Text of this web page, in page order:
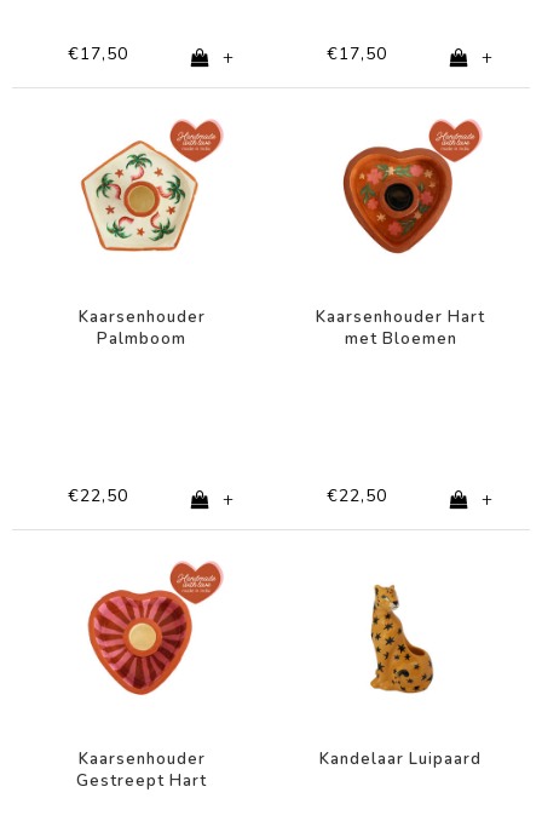
€17,50 + €17,50 +
Kaarsenhouder
Palmboom
€22,50 +
Kaarsenhouder Hart
met Bloemen
€22,50 +
Kaarsenhouder
Gestreept Hart
Kandelaar Luipaard